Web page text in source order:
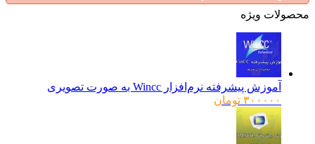
ویژه
آموزش پیشرفته نرم‌افزار Wincc به صورت تصویری
۳۰۰۰۰۰ تومان